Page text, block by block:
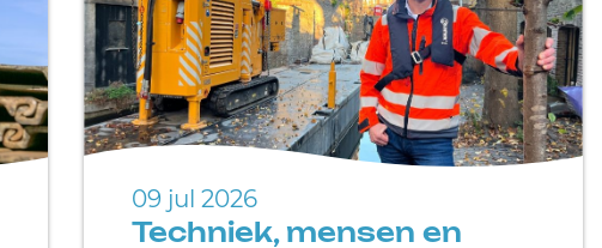
09 jul 2026
Techniek, mensen en